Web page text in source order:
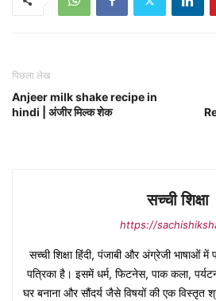
पिछला लेख
Anjeer milk shake recipe in
hindi | अंजीर मिल्क शेक
सच्ची शिक्षा
https://
सच्ची शिक्षा हिंदी, पंजाबी और अंग्रेजी भाषाओं में
पत्रिका है। इसमें धर्म, फिटनेस, पाक कला,
घर बनाना और सौंदर्य जैसे विषयों की एक विस्तृत